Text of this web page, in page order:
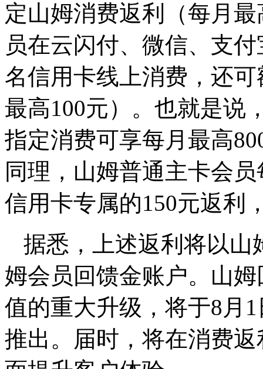
定山姆消费返利（每月
员在云闪付、微信、支
名信用卡线上消费，还
最高100元）。也就是说
指定消费可享每月最高
同理，山姆普通主卡会
信用卡专属的150元返利
据悉，上述返利将以山
姆会员回馈金账户。山
值的重大升级，将于8月
推出。届时，将在消费